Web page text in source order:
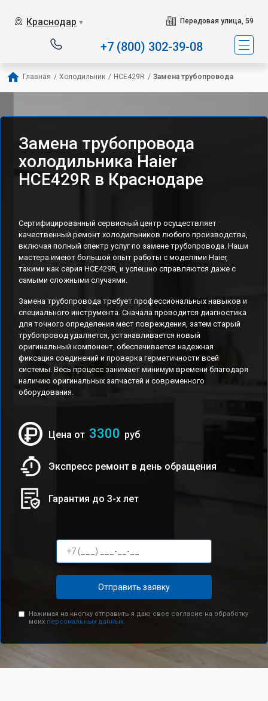
Краснодар ▼ Передовая улица, 59
+7 (800) 302-39-08
Главная / Холодильник / HCE429R / Замена трубопровода
Замена трубопровода
холодильника Haier
HCE429R в Краснодаре
Сертифицированный сервисный центр осуществляет
качественный ремонт холодильников любого производства,
включая полный спектр услуг по замене трубопровода. Наши
мастера имеют большой опыт работы с моделями Haier,
такими как серия HCE429R, и успешно справляются даже с
самыми сложными случаями.
Замена трубопровода требует профессиональных навыков и
специального инструмента. Сначала проводится диагностика
для точного определения мест повреждения, затем старый
трубопровод удаляется, устанавливается новый
оригинальный компонент, обеспечивается надежная
фиксация соединений и проверка герметичности всей
системы. Весь процесс занимает минимум времени благодаря
наличию оригинальных запчастей и современного
оборудования.
Цена от 3300 руб
Экспресс ремонт в день обращения
Гарантия до 3-х лет
Отправить заявку
Нажимая на кнопку отправить я даю свое согласие на обработку
моих персональных данных.